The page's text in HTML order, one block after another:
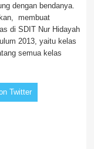
dengan bendanya.
membuat
di SDIT Nur Hidayah
2013, yaitu kelas
semua kelas
Twitter